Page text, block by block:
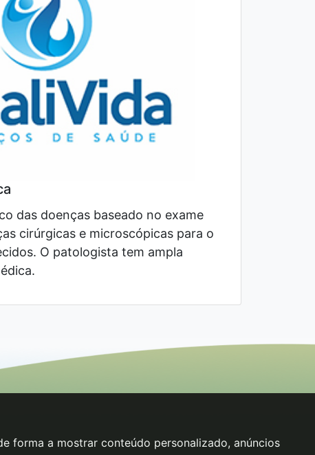
forma a mostrar conteúdo personalizado, anúncios
das doenças baseado no exame
cirúrgicas e microscópicas para o
O patologista tem ampla